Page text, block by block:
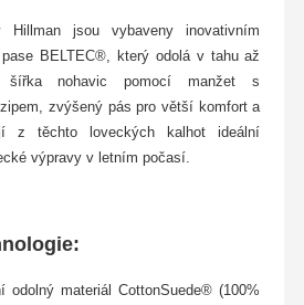
Hillman jsou vybaveny inovativním
BELTEC®, který odolá v tahu až
šířka nohavic pomocí manžet s
zvýšený pás pro větší komfort a
z těchto loveckých kalhot ideální
výpravy v letním počasí.
odolný materiál CottonSuede® (100%